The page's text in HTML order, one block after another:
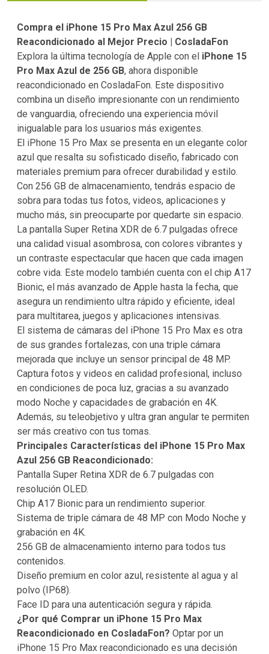
Compra el iPhone 15 Pro Max Azul 256 GB
Reacondicionado al Mejor Precio | CosladaFon
Explora la última tecnología de Apple con el iPhone 15
Pro Max Azul de 256 GB, ahora disponible
reacondicionado en CosladaFon. Este dispositivo
combina un diseño impresionante con un rendimiento
de vanguardia, ofreciendo una experiencia móvil
inigualable para los usuarios más exigentes.
El iPhone 15 Pro Max se presenta en un elegante color
azul que resalta su sofisticado diseño, fabricado con
materiales premium para ofrecer durabilidad y estilo.
Con 256 GB de almacenamiento, tendrás espacio de
sobra para todas tus fotos, videos, aplicaciones y
mucho más, sin preocuparte por quedarte sin espacio.
La pantalla Super Retina XDR de 6.7 pulgadas ofrece
una calidad visual asombrosa, con colores vibrantes y
un contraste espectacular que hacen que cada imagen
cobre vida. Este modelo también cuenta con el chip A17
Bionic, el más avanzado de Apple hasta la fecha, que
asegura un rendimiento ultra rápido y eficiente, ideal
para multitarea, juegos y aplicaciones intensivas.
El sistema de cámaras del iPhone 15 Pro Max es otra
de sus grandes fortalezas, con una triple cámara
mejorada que incluye un sensor principal de 48 MP.
Captura fotos y videos en calidad profesional, incluso
en condiciones de poca luz, gracias a su avanzado
modo Noche y capacidades de grabación en 4K.
Además, su teleobjetivo y ultra gran angular te permiten
ser más creativo con tus tomas.
Principales Características del iPhone 15 Pro Max
Azul 256 GB Reacondicionado:
Pantalla Super Retina XDR de 6.7 pulgadas con
resolución OLED.
Chip A17 Bionic para un rendimiento superior.
Sistema de triple cámara de 48 MP con Modo Noche y
grabación en 4K.
256 GB de almacenamiento interno para todos tus
contenidos.
Diseño premium en color azul, resistente al agua y al
polvo (IP68).
Face ID para una autenticación segura y rápida.
¿Por qué Comprar un iPhone 15 Pro Max
Reacondicionado en CosladaFon? Optar por un
iPhone 15 Pro Max reacondicionado es una decisión